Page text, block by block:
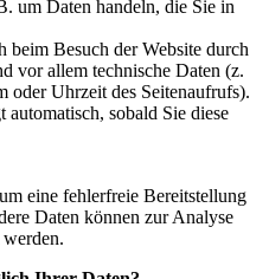
um Daten handeln, die Sie in
beim Besuch der Website durch
vor allem technische Daten (z.
oder Uhrzeit des Seitenaufrufs).
sobald Sie diese
eine fehlerfreie Bereitstellung
Daten können zur Analyse